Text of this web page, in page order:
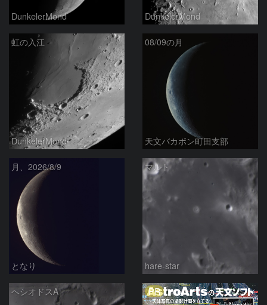
DunkelerMond DunkelerMond
虹の入江
DunkelerMond
08/09の月
天文バカボン町田支部
月、2026/8/9
となり
マルト
hare-star
ヘシオドスA PR